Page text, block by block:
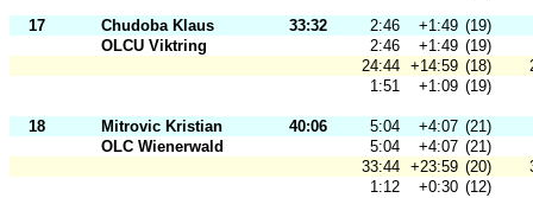
17 Chudoba Klaus 33:32 2:46 +1:49 (19)
OLCU Viktring
2:46 +1:49 (19)
24:44 +14:59 (18)
1:51
+1:09 (19)
18 Mitrovic Kristian 40:06 5:04 +4:07 (21)
OLC Wienerwald
5:04 +4:07 (21)
33:44 +23:59 (20)
1:12
+0:30 (12)